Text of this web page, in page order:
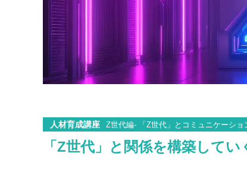
人材育成講座 Z世代編- 「Z世代」とコミュニケーショ
「Z世代」と関係を構築して